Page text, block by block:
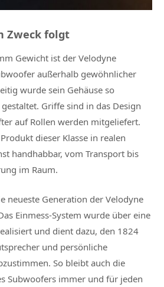
Zweck folgt
Gewicht ist der Velodyne
außerhalb gewöhnlicher
wurde sein Gehäuse so
Griffe sind in das Design
auf Rollen werden mitgeliefert.
dieser Klasse in realen
handhabbar, vom Transport bis
im Raum.
neueste Generation der Velodyne
Einmess-System wurde über eine
und dient dazu, den 1824
und persönliche
So bleibt auch die
Subwoofers immer und für jeden